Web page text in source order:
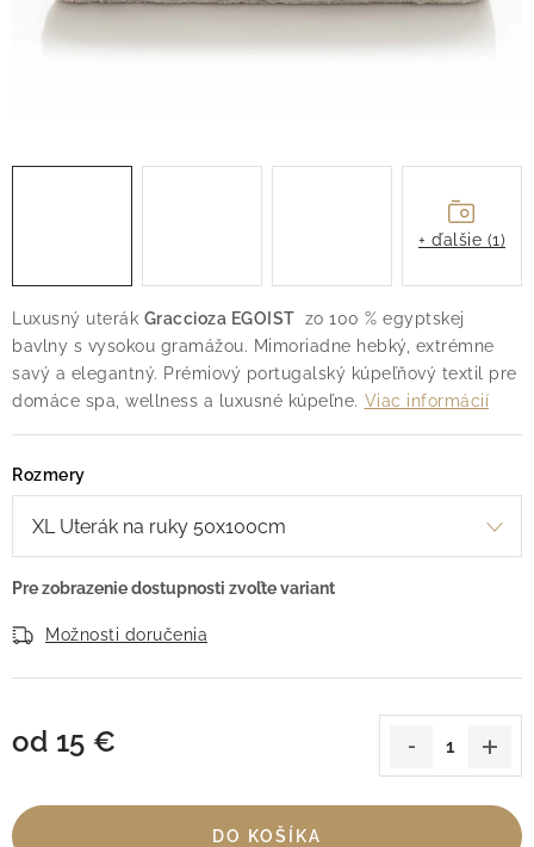
Luxusný uterák Graccioza EGOIST zo 100 % egyptskej
bavlny s vysokou gramážou. Mimoriadne hebký, extrémne
savý a elegantný. Prémiový portugalský kúpeľňový textil pre
domáce spa, wellness a luxusné kúpeľne. Viac informácií
Rozmery
Možnosti doručenia
od 15 €
DO KOŠÍKA
+ ďalšie (1)